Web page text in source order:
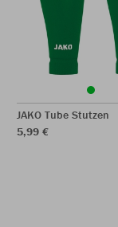
JAKO Tube Stutzen
5,99 €